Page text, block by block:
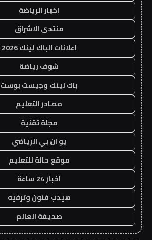
اخبار الرياضة
منتدى الاشراق
اعلانات الباك لينك 2026
شوف رياضة
باك لينك وجيست بوست
مصادر التعليم
مجلة تقنية
يو ان بي الرياضي
موقع حالة للتعليم
اخبار 24 ساعة
هيدب فنون وترفيه
صحيفة العالم